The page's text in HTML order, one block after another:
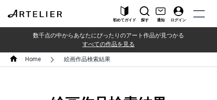
初めてガイド 探す 通知 ログイン
数千点の中からあなたにぴったりのアート作品が見つかる
すべての作品を見る
Home 絵画作品検索結果